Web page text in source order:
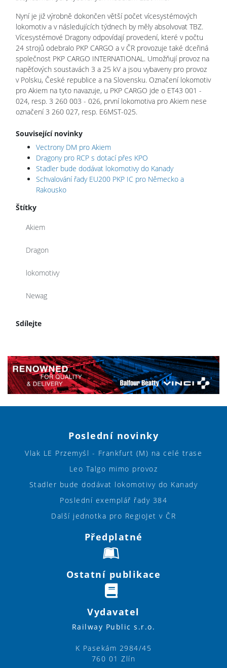
Nyní je již výrobně dokončen větší počet vícesystémových
lokomotiv a v následujících týdnech by měly absolvovat TBZ.
Vícesystémové Dragony odpovídají provedení, které v počtu
24 strojů odebralo PKP CARGO a v ČR provozuje také dceřiná
společnost PKP CARGO INTERNATIONAL. Umožňují provoz na
napěťových soustavách 3 a 25 kV a jsou vybaveny pro provoz
v Polsku, České republice a na Slovensku. Označení lokomotiv
pro Akiem na tyto navazuje, u PKP CARGO jde o ET43 001 -
024, resp. 3 260 003 - 026, první lokomotiva pro Akiem nese
označení 3 260 027, resp. E6MST-025.
Související novinky
Vectrony DM pro Akiem
Dragony pro RCP s dotací přes KPO
Stadler bude dodávat lokomotivy do Kanady
Schvalování řady EU200 PKP IC pro Německo a
Rakousko
Štítky
Akiem
Dragon
lokomotivy
Newag
Sdílejte
Poslední novinky
Vlak LE Przemyśl - Frankfurt (M) na celé trase
Leo Talgo mimo provoz
Stadler bude dodávat lokomotivy do Kanady
Poslední exemplář řady 384
Další jednotka pro RegioJet v ČR
Předplatné
Ostatní publikace
Vydavatel
Railway Public s.r.o.
K Pasekám 2984/45
760 01 Zlín